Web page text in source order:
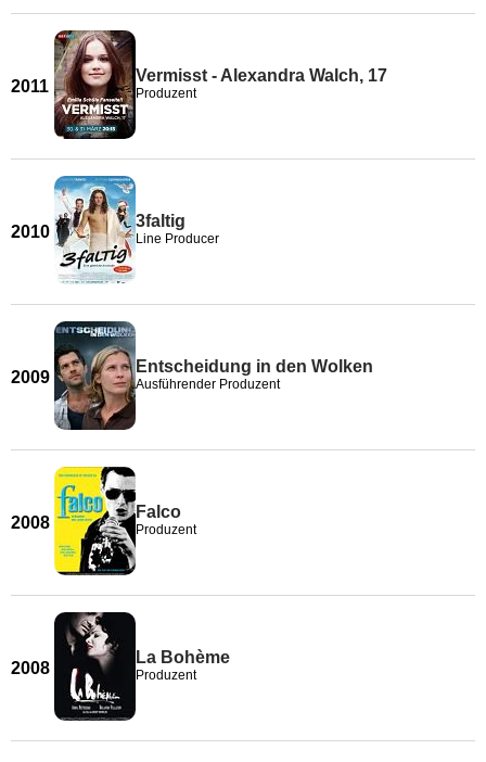
2011
Vermisst - Alexandra Walch, 17
Produzent
2010
3faltig
Line Producer
2009
Entscheidung in den Wolken
Ausführender Produzent
2008
Falco
Produzent
2008
La Bohème
Produzent